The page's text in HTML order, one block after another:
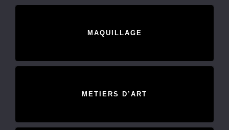
MAQUILLAGE
METIERS D’ART